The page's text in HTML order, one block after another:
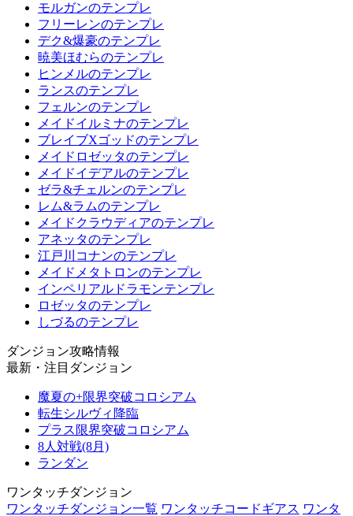
モルガンのテンプレ
フリーレンのテンプレ
デク&爆豪のテンプレ
暁美ほむらのテンプレ
ヒンメルのテンプレ
ランスのテンプレ
フェルンのテンプレ
メイドイルミナのテンプレ
ブレイブXゴッドのテンプレ
メイドロゼッタのテンプレ
メイドイデアルのテンプレ
ゼラ&チェルンのテンプレ
レム&ラムのテンプレ
メイドクラウディアのテンプレ
アネッタのテンプレ
江戸川コナンのテンプレ
メイドメタトロンのテンプレ
インペリアルドラモンテンプレ
ロゼッタのテンプレ
しづるのテンプレ
ダンジョン攻略情報
最新・注目ダンジョン
魔夏の+限界突破コロシアム
転生シルヴィ降臨
プラス限界突破コロシアム
8人対戦(8月)
ランダン
ワンタッチダンジョン
ワンタッチダンジョン一覧 ワンタッチコードギアス ワンタ